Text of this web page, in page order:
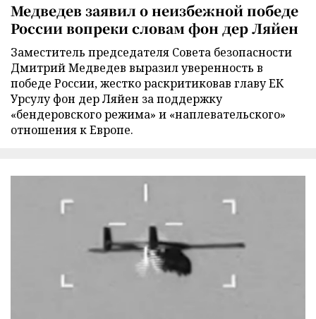
Медведев заявил о неизбежной победе
России вопреки словам фон дер Ляйен
Заместитель председателя Совета безопасности
Дмитрий Медведев выразил уверенность в
победе России, жестко раскритиковав главу ЕК
Урсулу фон дер Ляйен за поддержку
«бендеровского режима» и «наплевательского»
отношения к Европе.